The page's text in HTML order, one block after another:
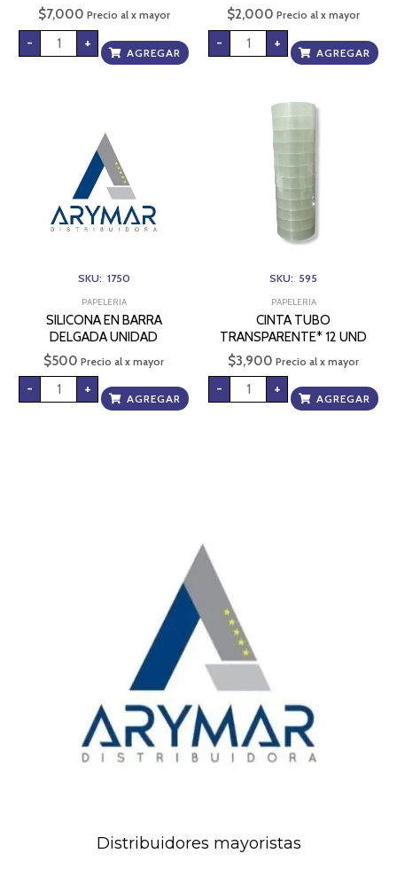
$7,000 Precio al x mayor
- +
AGREGAR
$2,000 Precio al x mayor
- +
AGREGAR
SKU: 1750
PAPELERIA
SILICONA EN BARRA
DELGADA UNIDAD
$500 Precio al x mayor
- +
AGREGAR
SKU: 595
PAPELERIA
CINTA TUBO
TRANSPARENTE* 12 UND
$3,900 Precio al x mayor
-
TRANSPARENTE*
+
AGREGAR
Distribuidores mayoristas